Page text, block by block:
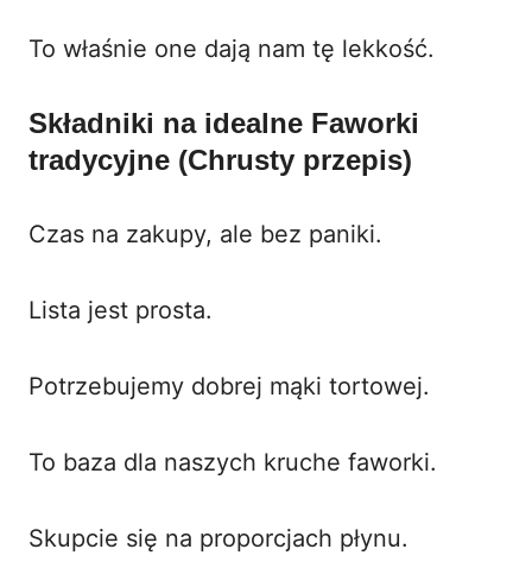
To właśnie one dają nam tę lekkość.
Składniki na idealne Faworki
tradycyjne (Chrusty przepis)
Czas na zakupy, ale bez paniki.
Lista jest prosta.
Potrzebujemy dobrej mąki tortowej.
To baza dla naszych kruche faworki.
Skupcie się na proporcjach płynu.